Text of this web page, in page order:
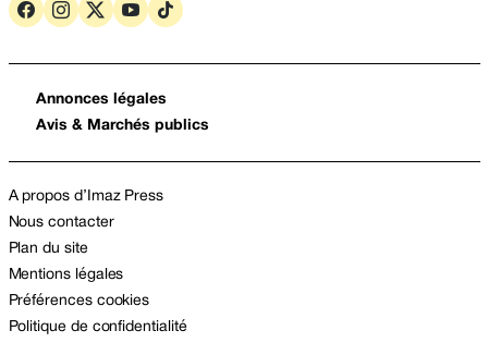
Annonces légales
Avis & Marchés publics
A propos d’Imaz Press
Nous contacter
Plan du site
Mentions légales
Préférences cookies
Politique de confidentialité